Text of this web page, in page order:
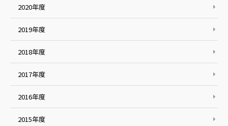
2020年度
2019年度
2018年度
2017年度
2016年度
2015年度